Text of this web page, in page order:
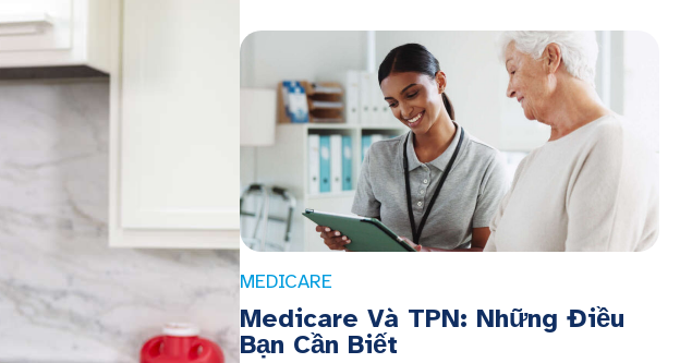
MEDICARE
Medicare Và TPN: Những Điều
Bạn Cần Biết